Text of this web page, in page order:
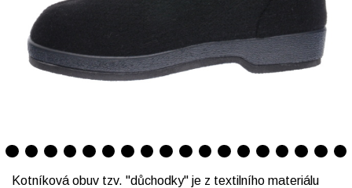
Kotníková obuv tzv. "důchodky" je z textilního materiálu